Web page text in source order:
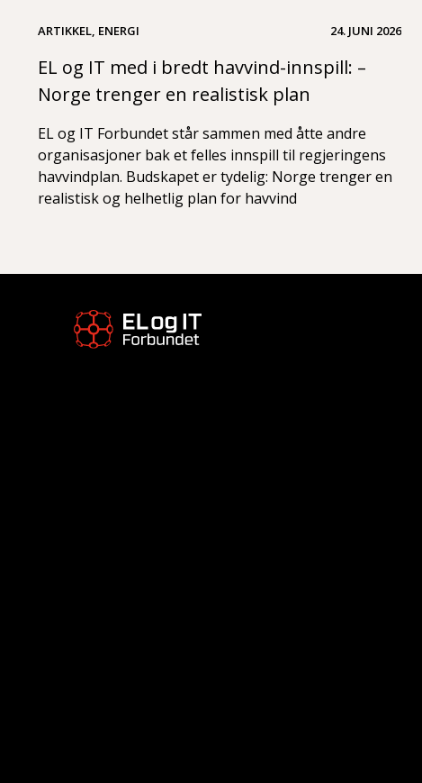
ARTIKKEL, ENERGI 24. JUNI 2026
EL og IT med i bredt havvind-innspill: –
Norge trenger en realistisk plan
EL og IT Forbundet står sammen med åtte andre
organisasjoner bak et felles innspill til regjeringens
havvindplan. Budskapet er tydelig: Norge trenger en
realistisk og helhetlig plan for havvind